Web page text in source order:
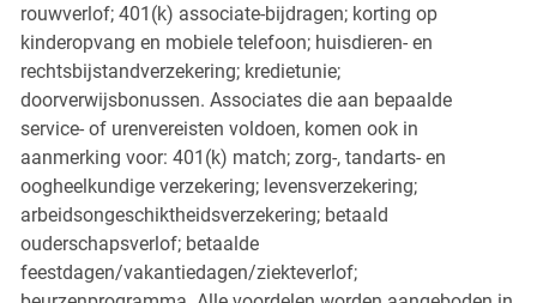
rouwverlof; 401(k) associate-bijdragen; korting op
kinderopvang en mobiele telefoon; huisdieren- en
rechtsbijstandverzekering; kredietunie;
doorverwijsbonussen. Associates die aan bepaalde
service- of urenvereisten voldoen, komen ook in
aanmerking voor: 401(k) match; zorg-, tandarts- en
oogheelkundige verzekering; levensverzekering;
arbeidsongeschiktheidsverzekering; betaald
ouderschapsverlof; betaalde
feestdagen/vakantiedagen/ziekteverlof;